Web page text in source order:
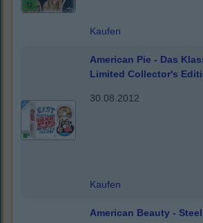
Kaufen
American Pie - Das
Limited Collector's
30.08.2012
Kaufen
American Beauty -